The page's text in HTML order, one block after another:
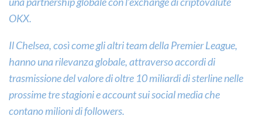
OKX.
Il Chelsea, così come gli altri team della Premier League,
hanno una rilevanza globale, attraverso accordi di
trasmissione del valore di oltre 10 miliardi di sterline nelle
prossime tre stagioni e account sui social media che
contano milioni di followers.